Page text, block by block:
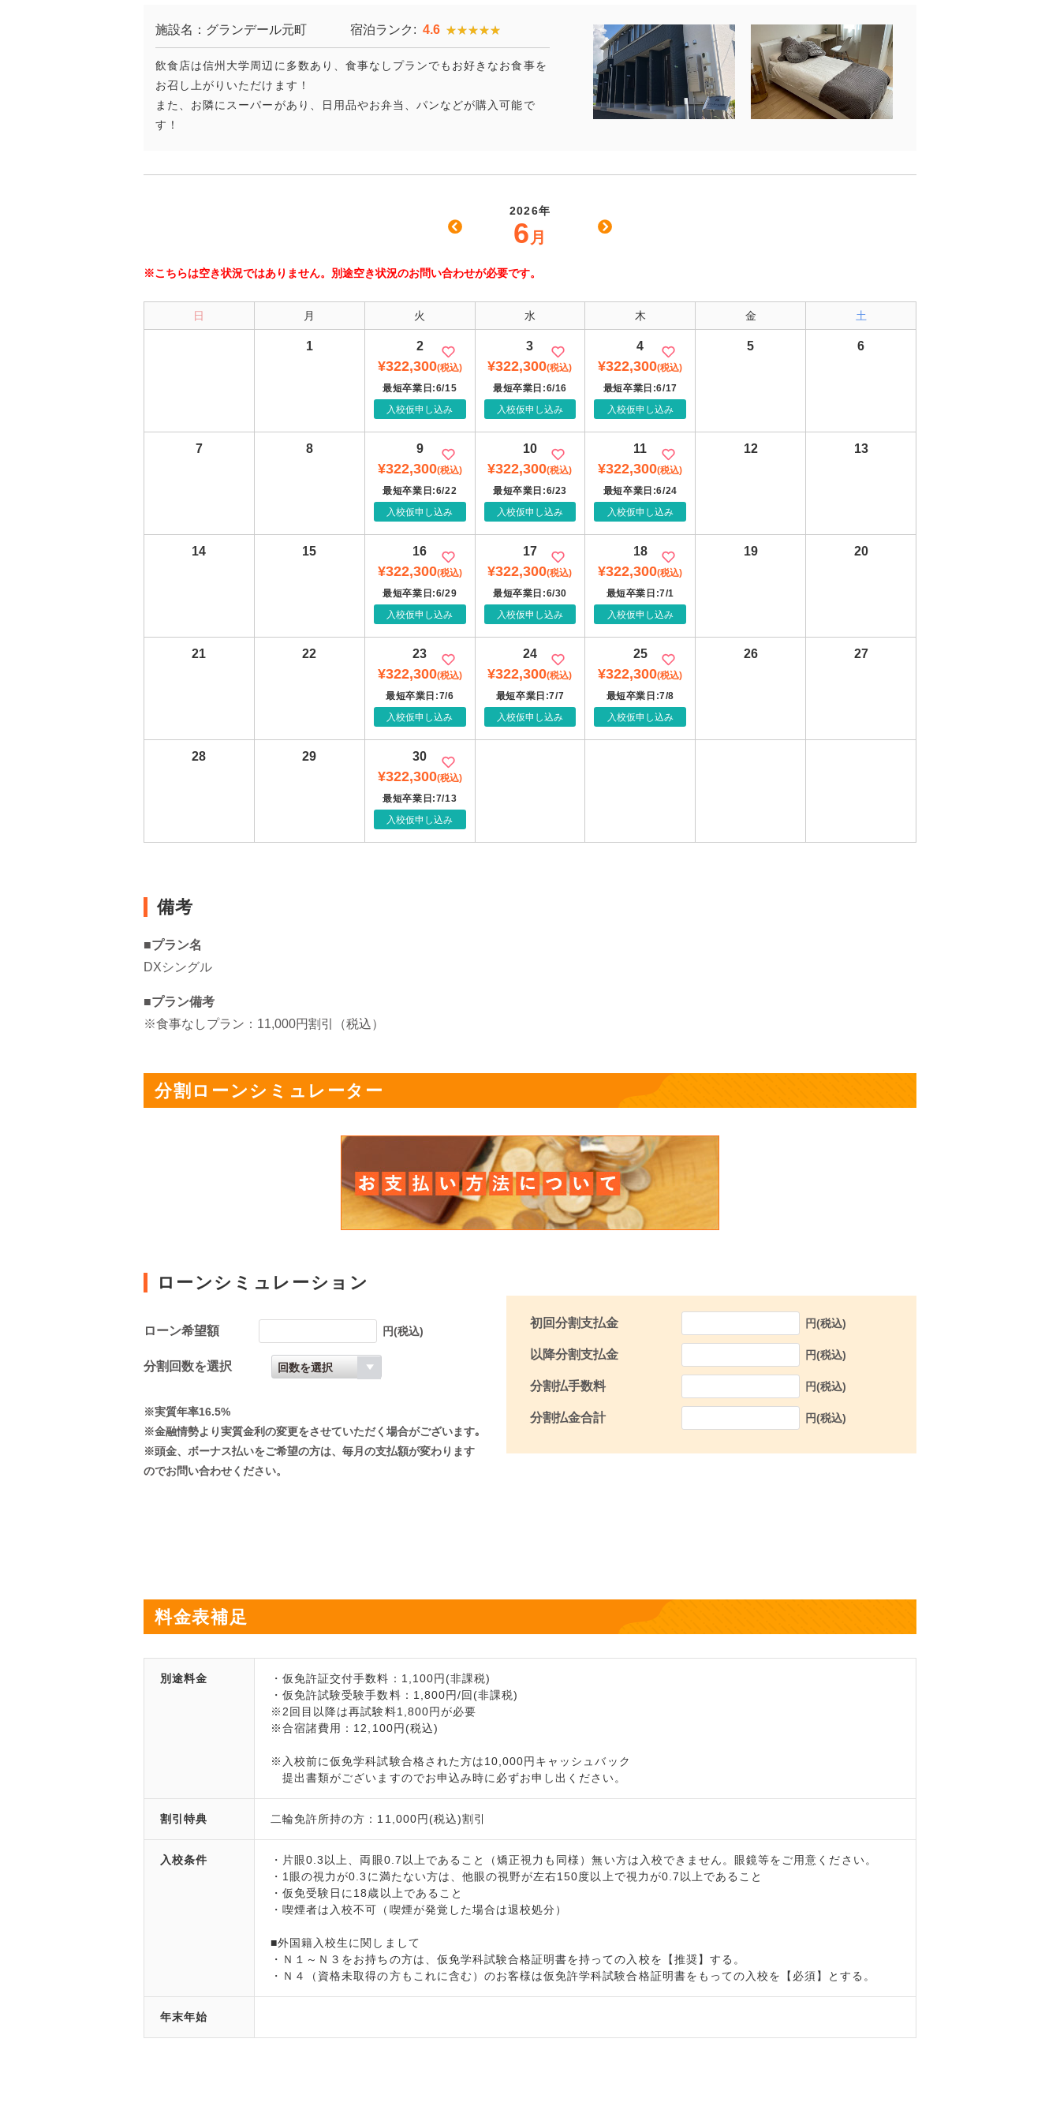
施設名：グランデール元町 宿泊ランク: 4.6 ★★★★★
★★★★★
飲食店は信州大学周辺に多数あり、食事なしプランでもお好きなお食事を
お召し上がりいただけます！
また、お隣にスーパーがあり、日用品やお弁当、パンなどが購入可能で
す！
2026年
6 月
※こちらは空き状況ではありません。別途空き状況のお問い合わせが必要です。
日 月 火 水 木 金 土
1 2
¥322,300(税込)
最短卒業日:6/15
入校仮申し込み
3
¥322,300(税込)
最短卒業日:6/16
入校仮申し込み
4
¥322,300(税込)
最短卒業日:6/17
入校仮申し込み
5 6
7 8 9
¥322,300(税込)
最短卒業日:6/22
入校仮申し込み
10
¥322,300(税込)
最短卒業日:6/23
入校仮申し込み
11
¥322,300(税込)
最短卒業日:6/24
入校仮申し込み
12 13
14 15 16
¥322,300(税込)
最短卒業日:6/29
入校仮申し込み
17
¥322,300(税込)
最短卒業日:6/30
入校仮申し込み
18
¥322,300(税込)
最短卒業日:7/1
入校仮申し込み
19 20
21 22 23
¥322,300(税込)
最短卒業日:7/6
入校仮申し込み
24
¥322,300(税込)
最短卒業日:7/7
入校仮申し込み
25
¥322,300(税込)
最短卒業日:7/8
入校仮申し込み
26 27
28 29 30
¥322,300(税込)
最短卒業日:7/13
入校仮申し込み
備考
■プラン名
DXシングル
■プラン備考
※食事なしプラン：11,000円割引（税込）
分割ローンシミュレーター
ローンシミュレーション
ローン希望額 円(税込)
分割回数を選択
初回分割支払金 円(税込)
以降分割支払金 円(税込)
分割払手数料 円(税込)
分割払金合計 円(税込)
※実質年率16.5%
※金融情勢より実質金利の変更をさせていただく場合がございます｡
※頭金、ボーナス払いをご希望の方は、毎月の支払額が変わります
のでお問い合わせください。
料金表補足
別途料金
・仮免許証交付手数料：1,100円(非課税)
・仮免許試験受験手数料：1,800円/回(非課税)
※2回目以降は再試験料1,800円が必要
※合宿諸費用：12,100円(税込)
※入校前に仮免学科試験合格された方は10,000円キャッシュバック
提出書類がございますのでお申込み時に必ずお申し出ください。
割引特典 二輪免許所持の方：11,000円(税込)割引
入校条件
・片眼0.3以上、両眼0.7以上であること（矯正視力も同様）無い方は入校できません。眼鏡等をご用意ください。
・1眼の視力が0.3に満たない方は、他眼の視野が左右150度以上で視力が0.7以上であること
・仮免受験日に18歳以上であること
・喫煙者は入校不可（喫煙が発覚した場合は退校処分）
■外国籍入校生に関しまして
・Ｎ１～Ｎ３をお持ちの方は、仮免学科試験合格証明書を持っての入校を【推奨】する。
・Ｎ４（資格未取得の方もこれに含む）のお客様は仮免許学科試験合格証明書をもっての入校を【必須】とする。
年末年始